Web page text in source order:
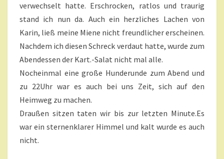
verwechselt hatte. Erschrocken, ratlos und traurig
stand ich nun da. Auch ein herzliches Lachen von
Karin, ließ meine Miene nicht freundlicher erscheinen.
Nachdem ich diesen Schreck verdaut hatte, wurde zum
Abendessen der Kart.-Salat nicht mal alle.
Nocheinmal eine große Hunderunde zum Abend und
zu 22Uhr war es auch bei uns Zeit, sich auf den
Heimweg zu machen.
Draußen sitzen taten wir bis zur letzten Minute.Es
war ein sternenklarer Himmel und kalt wurde es auch
nicht.